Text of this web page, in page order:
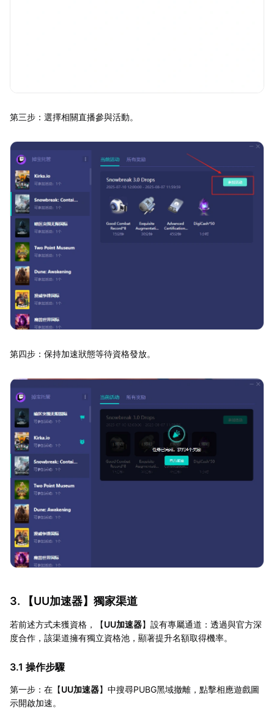
第三步：選擇相關直播參與活動。
第四步：保持加速狀態等待資格發放。
3. 【UU加速器】獨家渠道
若前述方式未獲資格，【UU加速器】設有專屬通道：透過與官方深
度合作，該渠道擁有獨立資格池，顯著提升名額取得機率。
3.1 操作步驟
第一步：在【UU加速器】中搜尋PUBG黑域撤離，點擊相應遊戲圖
示開啟加速。